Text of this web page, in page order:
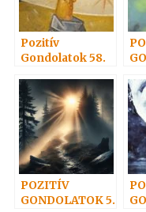
Pozitív
Gondolatok 58.
POZITÍV
GONDOLATOK 5.